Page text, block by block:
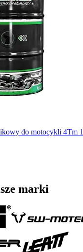
do motocykli 4Tm
marki